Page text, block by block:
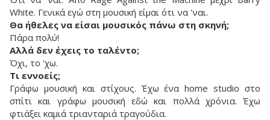
White. Γενικά εγώ στη μουσική είμαι ότι να 'ναι.
Θα ήθελες να είσαι μουσικός πάνω στη σκηνή;
Πάρα πολύ!
Αλλά δεν έχεις το ταλέντο;
Όχι, το 'χω.
Τι εννοείς;
Γράφω μουσική και στίχους. Έχω ένα home studio στο
σπίτι και γράφω μουσική εδώ και πολλά χρόνια. Έχω
φτιάξει καμιά τριανταριά τραγούδια.